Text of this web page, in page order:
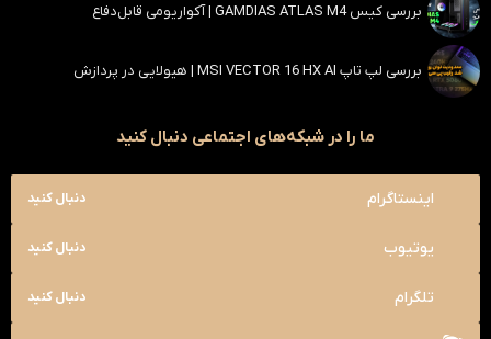
بررسی کیس GAMDIAS ATLAS M4 | آکواریومی قابل‌دفاع
بررسی لپ تاپ MSI VECTOR 16 HX AI | هیولایی در پردازش
ما را در شبکه‌های اجتماعی دنبال کنید
اینستاگرام دنبال کنید
یوتیوب دنبال کنید
تلگرام دنبال کنید